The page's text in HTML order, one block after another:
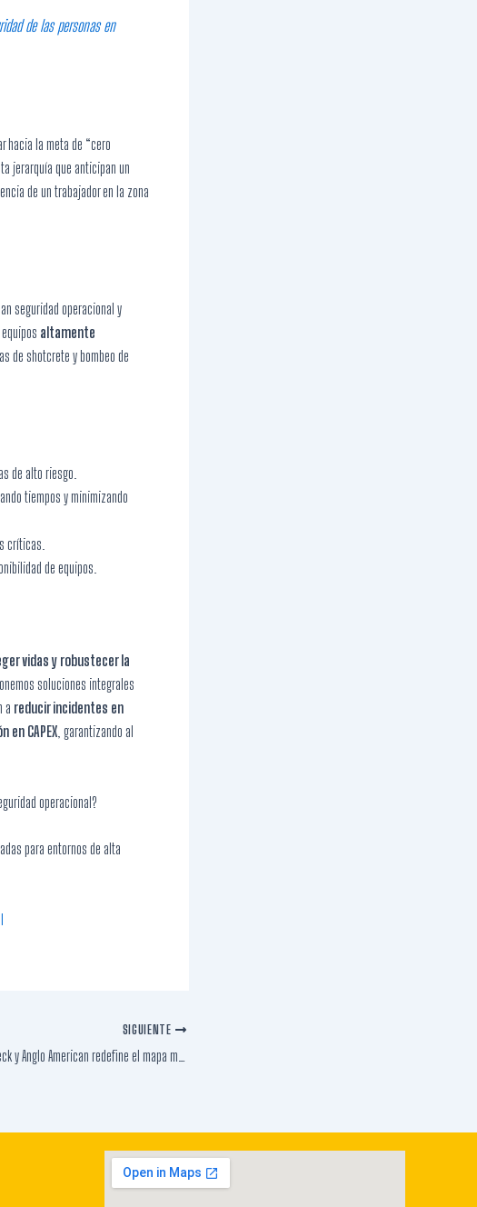
de las personas en
hacia la meta de “cero
jerarquía que anticipan un
de un trabajador en la zona
seguridad operacional y
altamente
de shotcrete y bombeo de
de alto riesgo.
tiempos y minimizando
críticas.
de equipos.
vidas y robustecer la
soluciones integrales
a reducir incidentes en
en CAPEX , garantizando al
operacional?
para entornos de alta
SIGUIENTE